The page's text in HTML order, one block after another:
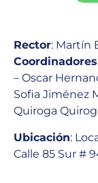
Rector: Martín
Coordinadores
– Oscar
Sofia
Quiroga
Ubicación:
Calle 85 Sur #